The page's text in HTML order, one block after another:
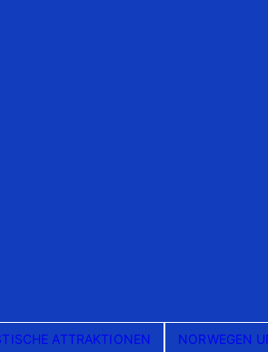
ATTRAKTIONEN NORWEGEN